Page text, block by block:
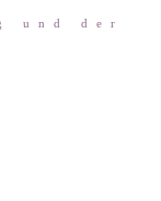
und der